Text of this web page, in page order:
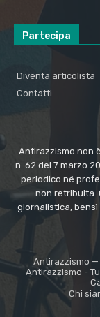
Partecipa
Diventa articolista
Contatti
Antirazzismo non
n. 62 del 7 marzo
periodico né
non retribuita.
giornalistica,
Antirazzismo
Antirazzismo -
Chi